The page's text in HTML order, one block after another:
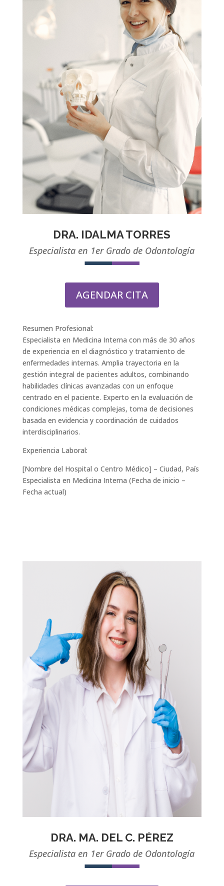
DRA. IDALMA TORRES
Especialista en 1er Grado de Odontología
AGENDAR CITA
Resumen Profesional:
Especialista en Medicina Interna con más de 30 años
de experiencia en el diagnóstico y tratamiento de
enfermedades internas. Amplia trayectoria en la
gestión integral de pacientes adultos, combinando
habilidades clínicas avanzadas con un enfoque
centrado en el paciente. Experto en la evaluación de
condiciones médicas complejas, toma de decisiones
basada en evidencia y coordinación de cuidados
interdisciplinarios.
Experiencia Laboral:
[Nombre del Hospital o Centro Médico] – Ciudad, País
Especialista en Medicina Interna (Fecha de inicio –
Fecha actual)
DRA. MA. DEL C. PÉREZ
Especialista en 1er Grado de Odontología